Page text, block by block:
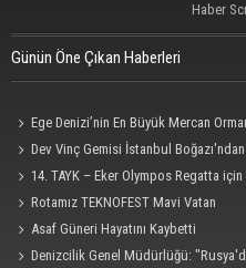
Haber
Günün Öne Çıkan Haberleri
Ege Denizi’nin En Büyük Mercan
Dev Vinç Gemisi İstanbul
14. TAYK – Eker Olympos Regatta için
Rotamız TEKNOFEST Mavi Vatan
Asaf Güneri Hayatını Kaybetti
Denizcilik Genel Müdürlüğü: